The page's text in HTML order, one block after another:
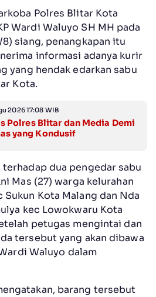
Polres Blitar Kota
Wardi Waluyo SH MH pada
siang, penangkapan itu
informasi adanya kurir
yang hendak edarkan sabu
Kota.
2026 17:08 WIB
Polres Blitar dan Media Demi
yang Kondusif
dua pengedar sabu
Mas (27) warga kelurahan
Kota Malang dan Nda
kec Lowokwaru Kota
petugas mengintai dan
tersebut yang akan dibawa
Waluyo dalam
barang tersebut